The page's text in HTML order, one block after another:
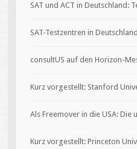
SAT und ACT in Deutschland:
SAT-Testzentren in
consultUS auf den Horizon-
Kurz vorgestellt: Stanford
Als Freemover in die USA: Die
Kurz vorgestellt: Princeton